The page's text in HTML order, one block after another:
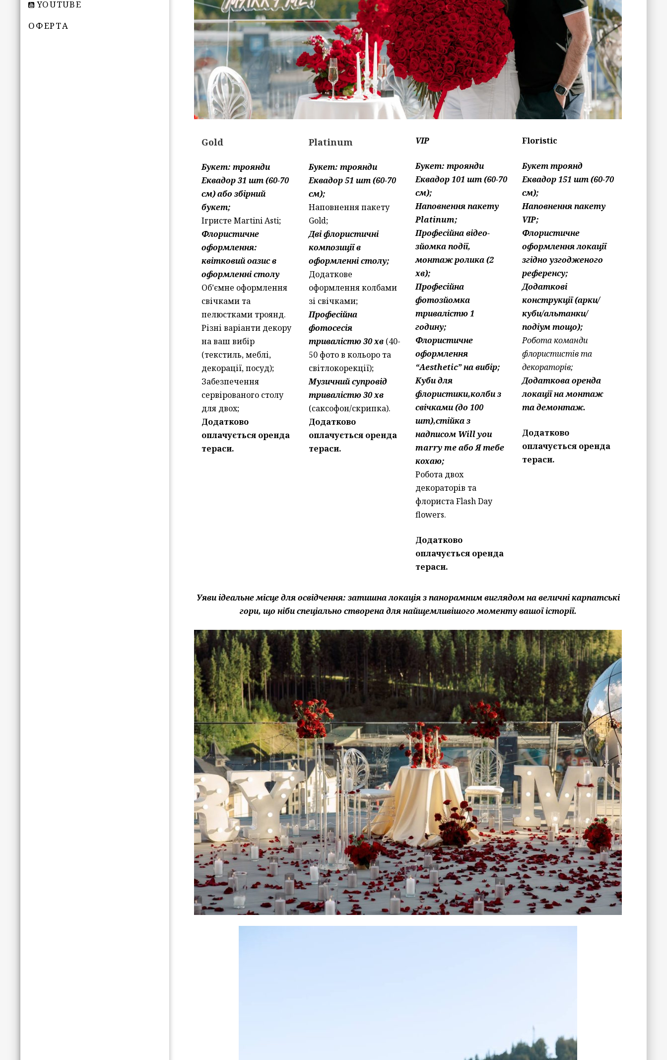
YOUTUBE
ОФЕРТА
Gold
Букет: троянди
Еквадор 31 шт (60-70
см) або збірний
букет;
Ігристе Martini Asti;
Флористичне
оформлення:
квітковий оазис в
оформленні столу
Об’ємне оформлення
свічками та
пелюстками троянд.
Різні варіанти декору
на ваш вибір
(текстиль, меблі,
декорації, посуд);
Забезпечення
сервірованого столу
для двох;
Додатково
оплачується оренда
тераси.
Platinum
Букет: троянди
Еквадор 51 шт (60-70
см);
Наповнення пакету
Gold;
Дві флористичні
композиції в
оформленні столу;
Додаткове
оформлення колбами
зі свічками;
Професійна
фотосесія
тривалістю 30 хв (40-
50 фото в кольоро та
світлокорекції);
Музичний супровід
тривалістю 30 хв
(саксофон/скрипка).
Додатково
оплачується оренда
тераси.
VIP
Букет: троянди
Еквадор 101 шт (60-70
см);
Наповнення пакету
Platinum;
Професійна відео-
зйомка події,
монтаж ролика (2
хв);
Професійна
фотозйомка
тривалістю 1
годину;
Флористичне
оформлення
“Aesthetic” на вибір;
Куби для
флористики,колби з
свічками (до 100
шт),стійка з
надписом Will you
marry me або Я тебе
кохаю;
Робота двох
декораторів та
флориста Flash Day
flowers.
Додатково
оплачується оренда
тераси.
Floristic
Букет троянд
Еквадор 151 шт (60-70
см);
Наповнення пакету
VIP;
Флористичне
оформлення локації
згідно узгодженого
референсу;
Додаткові
конструкції (арки/
куби/альтанки/
подіум тощо);
Робота команди
флористистів та
декораторів;
Додаткова оренда
локації на монтаж
та демонтаж.
Додатково
оплачується оренда
тераси.
Уяви ідеальне місце для освідчення: затишна локація з панорамним виглядом на величні карпатські
гори, що ніби спеціально створена для найщемливішого моменту вашої історії.